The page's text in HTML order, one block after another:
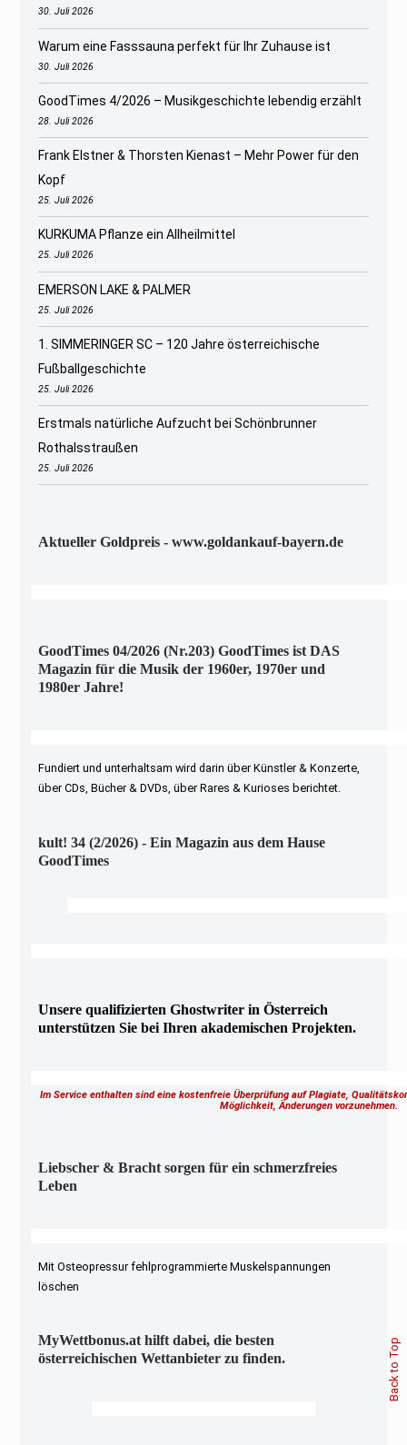
30. Juli 2026
Warum eine Fasssauna perfekt für Ihr Zuhause ist
30. Juli 2026
GoodTimes 4/2026 – Musikgeschichte lebendig erzählt
28. Juli 2026
Frank Elstner & Thorsten Kienast – Mehr Power für den
Kopf
25. Juli 2026
KURKUMA Pflanze ein Allheilmittel
25. Juli 2026
EMERSON LAKE & PALMER
25. Juli 2026
1. SIMMERINGER SC – 120 Jahre österreichische
Fußballgeschichte
25. Juli 2026
Erstmals natürliche Aufzucht bei Schönbrunner
Rothalsstraußen
25. Juli 2026
Aktueller Goldpreis - www.goldankauf-bayern.de
GoodTimes 04/2026 (Nr.203) GoodTimes ist DAS
Magazin für die Musik der 1960er, 1970er und
1980er Jahre!
Fundiert und unterhaltsam wird darin über Künstler & Konzerte,
über CDs, Bücher & DVDs, über Rares & Kurioses berichtet.
kult! 34 (2/2026) - Ein Magazin aus dem Hause
GoodTimes
Unsere qualifizierten Ghostwriter in Österreich
unterstützen Sie bei Ihren akademischen Projekten.
Im Service enthalten sind eine kostenfreie Überprüfung auf Plagiate,
Möglichkeit, Änderungen vorzunehmen.
Liebscher & Bracht sorgen für ein schmerzfreies
Leben
Mit Osteopressur fehlprogrammierte Muskelspannungen
löschen
MyWettbonus.at hilft dabei, die besten
österreichischen Wettanbieter zu finden.
Back to Top